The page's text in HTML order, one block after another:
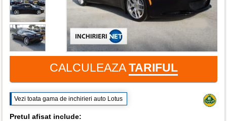
CALCULEAZATARIFUL
Vezi toata gama de inchirieri auto Lotus
Pretul afisat include: